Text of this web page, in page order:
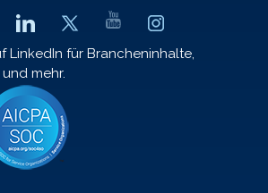
LinkedIn für Brancheninhalte,
mehr.